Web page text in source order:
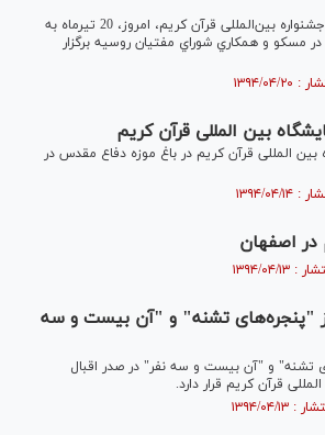
خبرگزاری میزان: نخستين جشنواره بین‌المللی قرآن كريم، امروز، 20 تيرماه به
مسكو و همكاري شوراي مفتيان روسيه برگزار
بین المللی قرآن کریم
المللی قرآن کریم در باغ موزه دفاع مقدس در
در اصفهان
"پنجره‌های تشنه" و "آن بیست و سه
تشنه" و "آن بیست و سه نفر" در صدر اقبال
قرآن کریم قرار دارد.